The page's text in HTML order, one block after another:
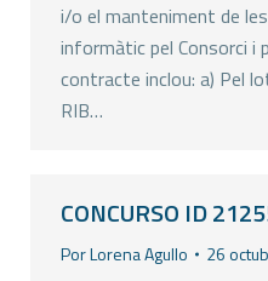
i/o el manteniment de
informàtic pel Consorci i
contracte inclou: a) Pel
RIB…
CONCURSO ID
PorLorena Agullo 26